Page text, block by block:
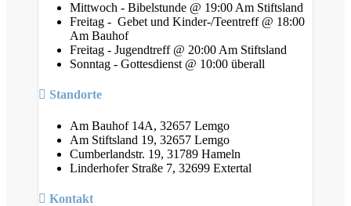
Mittwoch - Bibelstunde @ 19:00 Am Stiftsland
Freitag - Gebet und Kinder-/Teentreff @ 18:00
Am Bauhof
Freitag - Jugendtreff @ 20:00 Am Stiftsland
Sonntag - Gottesdienst @ 10:00 überall
Standorte
Am Bauhof 14A, 32657 Lemgo
Am Stiftsland 19, 32657 Lemgo
Cumberlandstr. 19, 31789 Hameln
Linderhofer Straße 7, 32699 Extertal
Kontakt